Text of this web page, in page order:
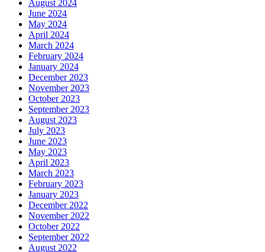
August 2024
June 2024
May 2024
April 2024
March 2024
February 2024
January 2024
December 2023
November 2023
October 2023
September 2023
August 2023
July 2023
June 2023
May 2023
April 2023
March 2023
February 2023
January 2023
December 2022
November 2022
October 2022
September 2022
August 2022